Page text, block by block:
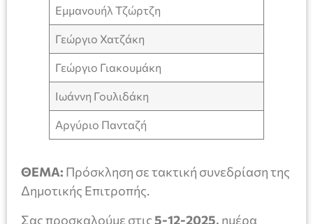
Εμμανουήλ Τζώρτζη
Γεώργιο Χατζάκη
Γεώργιο Γιακουμάκη
Ιωάννη Γουλιδάκη
Αργύριο Πανταζή
ΘΕΜΑ: Πρόσκληση σε τακτική συνεδρίαση της
Δημοτικής Επιτροπής.
Σας προσκαλούμε στις5-12-2025, ημέρα